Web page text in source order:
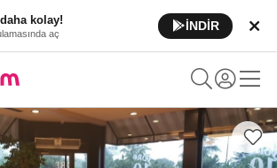
kolay!
aç
İNDİR